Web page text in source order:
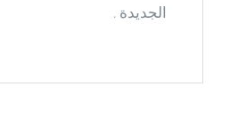
الجديدة .